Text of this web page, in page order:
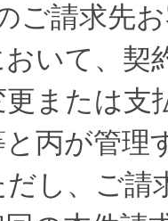
ご請求先
いて、契
または支
丙が管理
し、ご